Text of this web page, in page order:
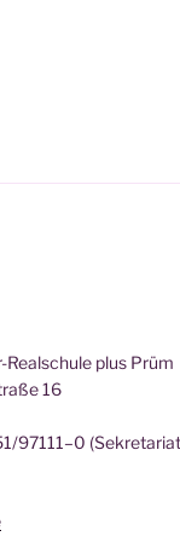
Real­schu­le plus Prüm
16
97111–0